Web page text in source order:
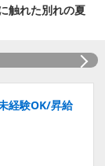
触れた別れの夏
経験OK/昇給